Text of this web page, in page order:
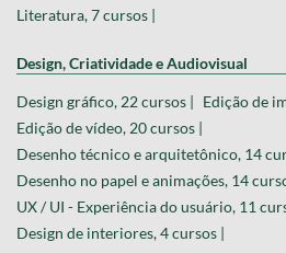
Literatura, 7 cursos |
Design, Criatividade e Audiovisual
Design gráfico, 22 cursos | Edição de
Edição de vídeo, 20 cursos |
Desenho técnico e arquitetônico, 14
Desenho no papel e animações, 14
UX / UI - Experiência do usuário, 11
Design de interiores, 4 cursos |